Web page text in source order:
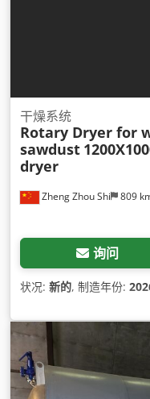
Zheng Zhou Shi 809
干燥系统
Rotary Dryer for
sawdust
dryer
询问
状况: 新的, 制造年份: